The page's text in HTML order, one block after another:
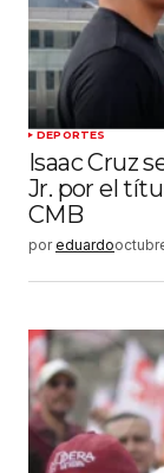
DEPORTES
Isaac Cruz
Jr. por el
CMB
por eduardo